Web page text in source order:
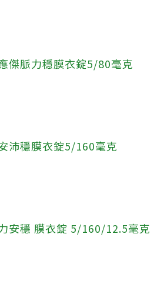
傑脈力穩膜衣錠5/80毫克
沛穩膜衣錠5/160毫克
安穩 膜衣錠 5/160/12.5毫克